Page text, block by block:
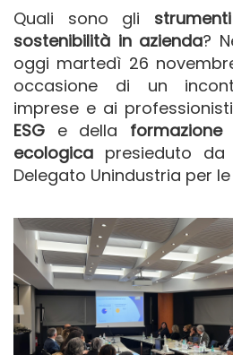
Quali sono gli
sostenibilità in azienda?
oggi martedì 26
occasione di un
imprese e ai
ESG e della
ecologica presieduto da
Delegato Unindustria per le